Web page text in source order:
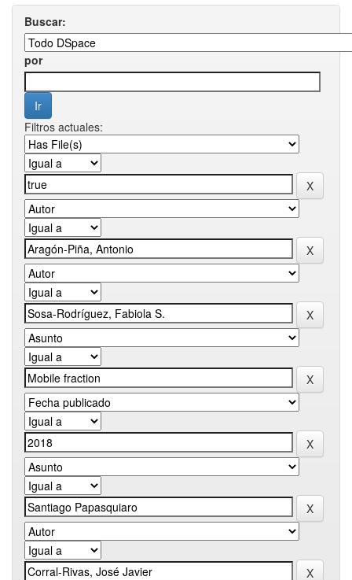
Buscar:
por
Filtros actuales: